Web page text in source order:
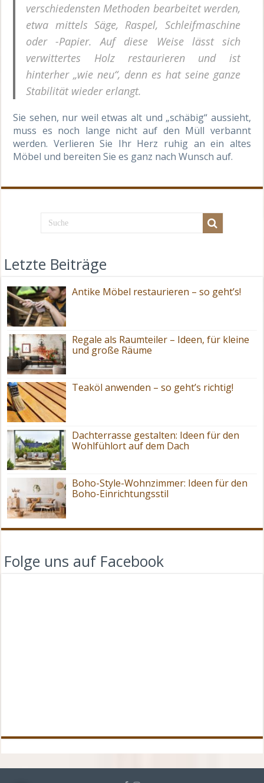
verschiedensten Methoden bearbeitet werden,
etwa mittels Säge, Raspel, Schleifmaschine
oder -Papier. Auf diese Weise lässt sich
verwittertes Holz restaurieren und ist
hinterher „wie neu“, denn es hat seine ganze
Stabilität wieder erlangt.
Sie sehen, nur weil etwas alt und „schäbig“ aussieht,
muss es noch lange nicht auf den Müll verbannt
werden. Verlieren Sie Ihr Herz ruhig an ein altes
Möbel und bereiten Sie es ganz nach Wunsch auf.
Letzte Beiträge
Antike Möbel restaurieren – so geht’s!
Regale als Raumteiler – Ideen, für kleine
und große Räume
Teaköl anwenden – so geht’s richtig!
Dachterrasse gestalten: Ideen für den
Wohlfühlort auf dem Dach
Boho-Style-Wohnzimmer: Ideen für den
Boho-Einrichtungsstil
Folge uns auf Facebook